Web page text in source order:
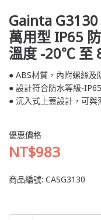
Gainta
萬用型 IP65
溫度 -20℃ 至
● ABS材質，內附螺絲及
● 設計符合防水等級-
● 沉入式上蓋設計，可
優惠價格
NT$983
商品編號: CASG3130